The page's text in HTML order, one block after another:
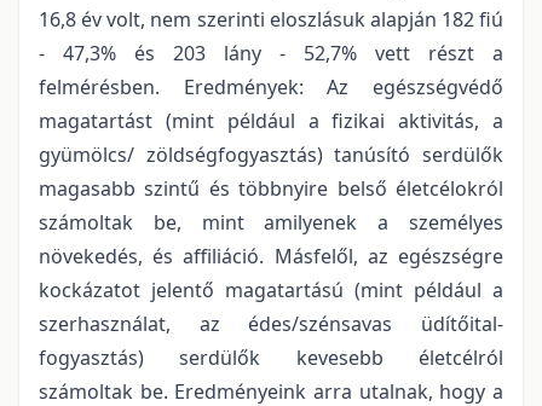
16,8 év volt, nem szerinti eloszlásuk alapján 182 fiú
- 47,3% és 203 lány - 52,7% vett részt a
felmérésben. Eredmények: Az egészségvédő
magatartást (mint például a fizikai aktivitás, a
gyümölcs/ zöldségfogyasztás) tanúsító serdülők
magasabb szintű és többnyire belső életcélokról
számoltak be, mint amilyenek a személyes
növekedés, és affiliáció. Másfelől, az egészségre
kockázatot jelentő magatartású (mint például a
szerhasználat, az édes/szénsavas üdítőital-
fogyasztás) serdülők kevesebb életcélról
számoltak be. Eredményeink arra utalnak, hogy a